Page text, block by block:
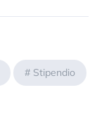
# Stipendio